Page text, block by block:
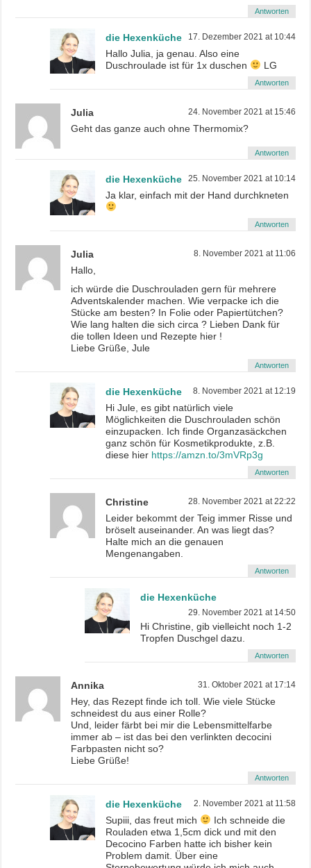
Antworten
die Hexenküche 17. Dezember 2021 at 10:44
Hallo Julia, ja genau. Also eine
Duschroulade ist für 1x duschen
LG
Antworten
Julia 24. November 2021 at 15:46
Geht das ganze auch ohne Thermomix?
Antworten
die Hexenküche 25. November 2021 at 10:14
Ja klar, einfach mit der Hand durchkneten
Antworten
Julia 8. November 2021 at 11:06
Hallo,
ich würde die Duschrouladen gern für mehrere
Adventskalender machen. Wie verpacke ich die
Stücke am besten? In Folie oder Papiertütchen?
Wie lang halten die sich circa ? Lieben Dank für
die tollen Ideen und Rezepte hier !
Liebe Grüße, Jule
Antworten
die Hexenküche 8. November 2021 at 12:19
Hi Jule, es gibt natürlich viele
Möglichkeiten die Duschrouladen schön
einzupacken. Ich finde Organzasäckchen
ganz schön für Kosmetikprodukte, z.B.
diese hier https://amzn.to/3mVRp3g
Antworten
Christine 28. November 2021 at 22:22
Leider bekommt der Teig immer Risse und
bröselt auseinander. An was liegt das?
Halte mich an die genauen
Mengenangaben.
Antworten
die Hexenküche
29. November 2021 at 14:50
Hi Christine, gib vielleicht noch 1-2
Tropfen Duschgel dazu.
Antworten
Annika 31. Oktober 2021 at 17:14
Hey, das Rezept finde ich toll. Wie viele Stücke
schneidest du aus einer Rolle?
Und, leider färbt bei mir die Lebensmittelfarbe
immer ab – ist das bei den verlinkten decocini
Farbpasten nicht so?
Liebe Grüße!
Antworten
die Hexenküche 2. November 2021 at 11:58
Supiii, das freut mich
Ich schneide die
Rouladen etwa 1,5cm dick und mit den
Decocino Farben hatte ich bisher kein
Problem damit. Über eine